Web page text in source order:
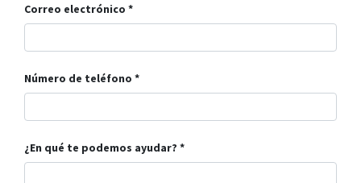
Correo electrónico
Número de teléfono
¿En qué te podemos ayudar?